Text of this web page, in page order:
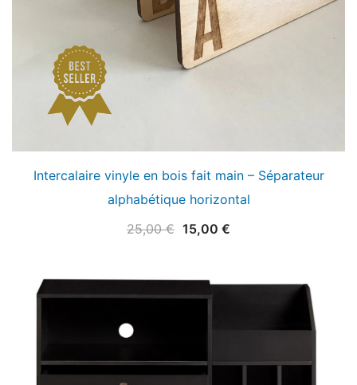
Intercalaire vinyle en bois fait main – Séparateur
alphabétique horizontal
25,00€ Le
15,00 €